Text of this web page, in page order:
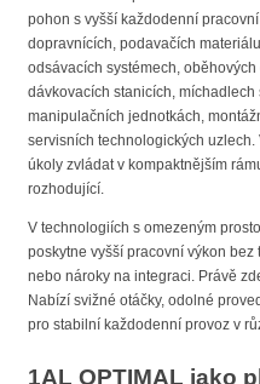
pohon s vyšší každodenní
dopravnících, podavačích
odsávacích systémech,
dávkovacích stanicích, míchadlech
manipulačních jednotkách,
servisních technologických
úkoly zvládat v kompaktnějším
rozhodující.
V technologiích s omezeným
poskytne vyšší pracovní výkon
nebo nároky na integraci. Právě
Nabízí svižné otáčky, odolné
pro stabilní každodenní provoz v
1AL OPTIMAL jako